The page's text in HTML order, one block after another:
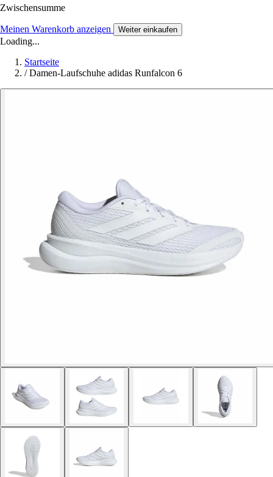
Zwischensumme
Meinen Warenkorb anzeigen Weiter einkaufen
Loading...
Startseite
/ Damen-Laufschuhe adidas Runfalcon 6